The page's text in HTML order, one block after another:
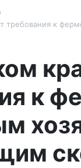
требования к
к